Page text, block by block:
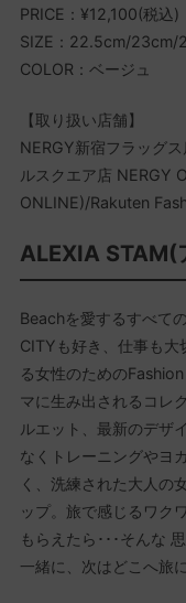
PRICE：¥12,100(税込)
SIZE：22.5cm/
COLOR：ベージュ
【取り扱い店舗】
NERGY新宿フラッグ
ルスクエア店 NERGY
ONLINE)/Rakuten
ALEXIA STAM(
Beachを愛するすべて
CITYも好き、仕事も大
る女性のための
マに生み出されるコレ
ルエット、最新のデザ
なくトレーニングやヨ
く、洗練された大人の
ップ。旅で感じるワク
もらえたら･･･そんな
一緒に、次はどこへ旅